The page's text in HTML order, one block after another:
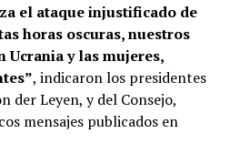
el ataque injustificado de
horas oscuras, nuestros
Ucrania y las mujeres,
, indicaron los presidentes
der Leyen, y del Consejo,
mensajes publicados en